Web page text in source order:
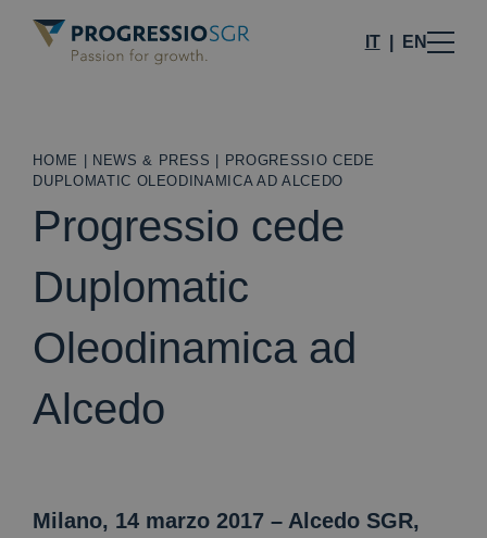
IT EN
HOME NEWS & PRESS
PROGRESSIO CEDE
DUPLOMATIC OLEODINAMICA AD ALCEDO
Progressio cede
Duplomatic
Oleodinamica ad
Alcedo
Milano, 14 marzo 2017 – Alcedo SGR,